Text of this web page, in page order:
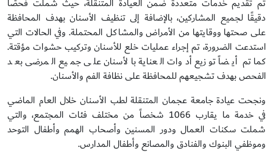
دقيقًا لجميع المشاركين، بالإضافة إلى تنظيف الأسنان بهدف المحافظة
على صحتها ووقايتها من الأمراض والمشاكل المحتملة. وفي الحالات التي
استدعت الضرورة، تم إجراء عمليات خلع للأسنان وتركيب حشوات مؤقتة.
كما تم أيضاً توزيع أدوات العناية بالأسنان على جميع المرضى بعد
الفحص بهدف تشجيعهم للمحافظة على نظافة الفم والأسنان.
ونجحت عيادة جامعة عجمان المتنقلة لطب الأسنان خلال العام الماضي
في خدمة ما يقارب 1066 شخصاً من مختلف فئات المجتمع، والتي
شملت سكنات العمال ودور المسنين وأصحاب الهمم وأطفال التوحد
وموظفي البنوك والفنادق والمصانع وأطفال المدارس.